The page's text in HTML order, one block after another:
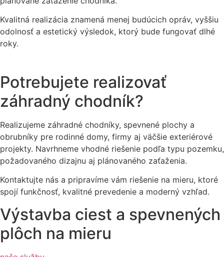
Kvalitná realizácia znamená menej budúcich opráv, vyššiu
odolnosť a estetický výsledok, ktorý bude fungovať dlhé
roky.
Potrebujete realizovať
záhradný chodník?
Realizujeme záhradné chodníky, spevnené plochy a
obrubníky pre rodinné domy, firmy aj väčšie exteriérové
projekty. Navrhneme vhodné riešenie podľa typu pozemku,
požadovaného dizajnu aj plánovaného zaťaženia.
Kontaktujte nás a pripravíme vám riešenie na mieru, ktoré
spojí funkčnosť, kvalitné prevedenie a moderný vzhľad.
Výstavba ciest a spevnených
plôch na mieru